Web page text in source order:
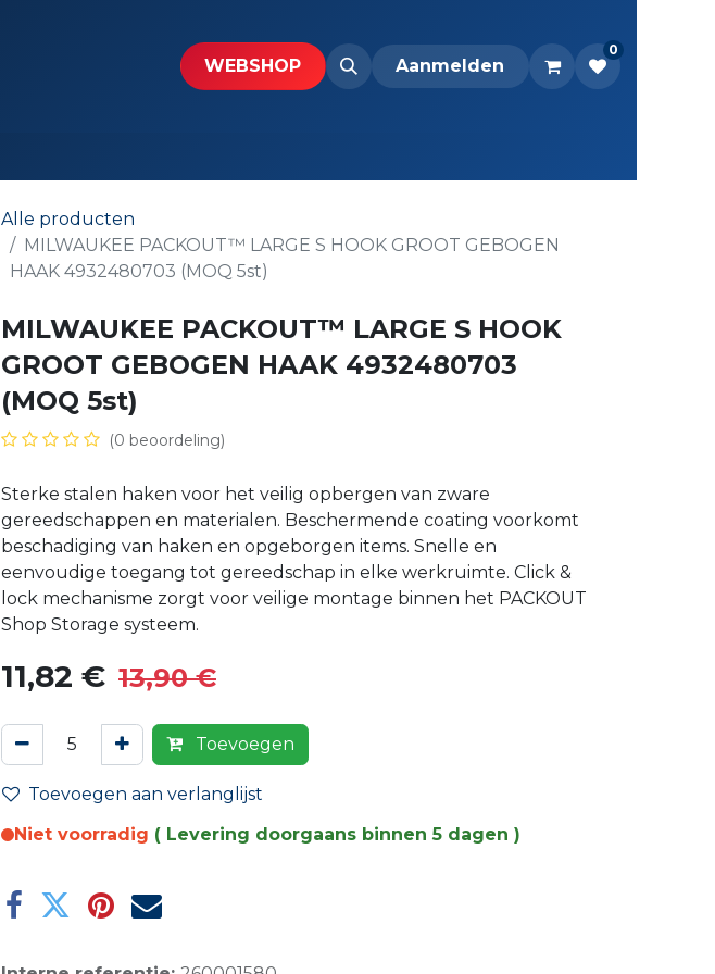
Contact Downloads
WEBS​H​​OP​​ Aanmelden
0
Alle producten
MILWAUKEE PACKOUT™ LARGE S HOOK GROOT GEBOGEN
HAAK 4932480703 (MOQ 5st)
MILWAUKEE PACKOUT™ LARGE S HOOK
GROOT GEBOGEN HAAK 4932480703
(MOQ 5st)
(0 beoordeling)
Sterke stalen haken voor het veilig opbergen van zware
gereedschappen en materialen. Beschermende coating voorkomt
beschadiging van haken en opgeborgen items. Snelle en
eenvoudige toegang tot gereedschap in elke werkruimte. Click &
lock mechanisme zorgt voor veilige montage binnen het PACKOUT
Shop Storage systeem.
11,82 € 13,90€
Toevoegen
Toevoegen aan verlanglijst
Niet voorradig ( Levering doorgaans binnen 5 dagen )